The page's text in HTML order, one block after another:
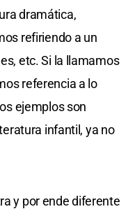
dramática,
refiriendo a un
etc. Si la llamamos
referencia a lo
ejemplos son
infantil, ya no
y por ende diferente